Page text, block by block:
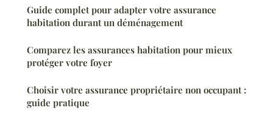
Guide complet pour adapter votre assurance
habitation durant un déménagement
Comparez les assurances habitation pour mieux
protéger votre foyer
Choisir votre assurance propriétaire non occupant :
guide pratique